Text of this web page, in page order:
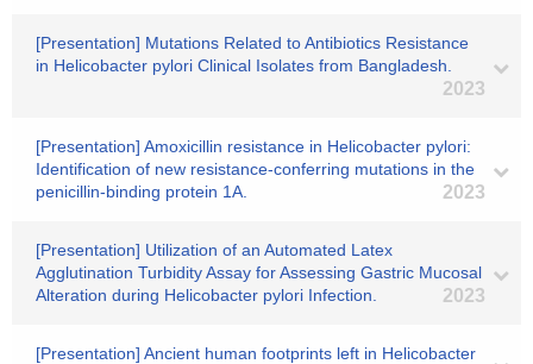
[Presentation] Mutations Related to Antibiotics Resistance
in Helicobacter pylori Clinical Isolates from Bangladesh.
2023
[Presentation] Amoxicillin resistance in Helicobacter pylori:
Identification of new resistance-conferring mutations in the
penicillin-binding protein 1A.
2023
[Presentation] Utilization of an Automated Latex
Agglutination Turbidity Assay for Assessing Gastric Mucosal
Alteration during Helicobacter pylori Infection.
2023
[Presentation] Ancient human footprints left in Helicobacter